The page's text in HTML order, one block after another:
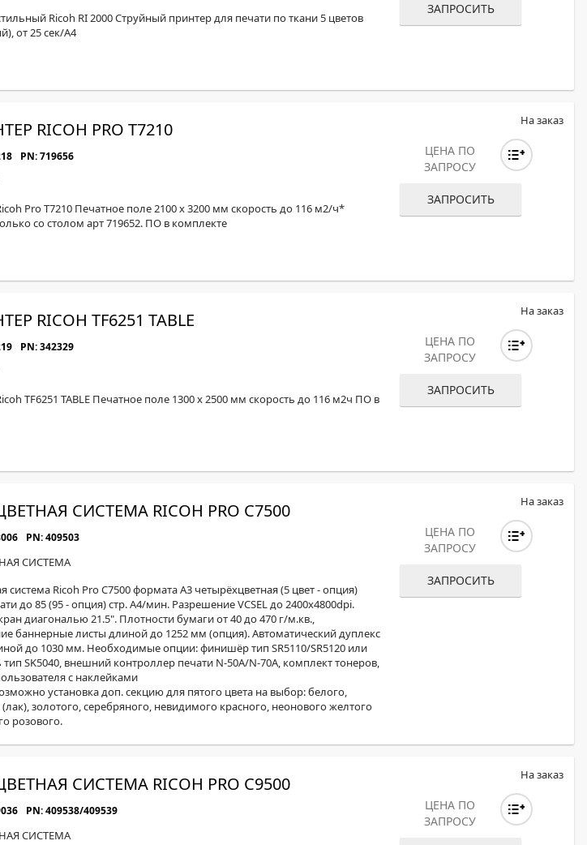
Ricoh RI 2000 Струйный принтер для печати по ткани 5 цветов
от 25 сек/А4
ЗАПРОСИТЬ
RICOH PRO T7210
PN: 719656
Pro T7210 Печатное поле 2100 х 3200 мм скорость до 116 м2/ч*
со столом арт 719652. ПО в комплекте
На заказ
ЦЕНА ПО
ЗАПРОСУ
ЗАПРОСИТЬ
RICOH TF6251 TABLE
PN: 342329
TF6251 TABLE Печатное поле 1300 x 2500 мм скорость до 116 м2ч ПО в
На заказ
ЦЕНА ПО
ЗАПРОСУ
ЗАПРОСИТЬ
СИСТЕМА RICOH PRO C7500
PN: 409503
СИСТЕМА
система Ricoh Pro C7500 формата A3 четырёхцветная (5 цвет - опция)
до 85 (95 - опция) стр. А4/мин. Разрешение VCSEL до 2400x4800dpi.
диагональю 21.5". Плотности бумаги от 40 до 470 г/м.кв.,
баннерные листы длиной до 1252 мм (опция). Автоматический дуплекс
до 1030 мм. Необходимые опции: финишёр тип SR5110/SR5120 или
тип SK5040, внешний контроллер печати N-50A/N-70A, комплект тонеров,
с наклейками
установка доп. секцию для пятого цвета на выбор: белого,
золотого, серебряного, невидимого красного, неонового желтого
розового.
На заказ
ЦЕНА ПО
ЗАПРОСУ
ЗАПРОСИТЬ
СИСТЕМА RICOH PRO C9500
PN: 409538/409539
СИСТЕМА
На заказ
ЦЕНА ПО
ЗАПРОСУ